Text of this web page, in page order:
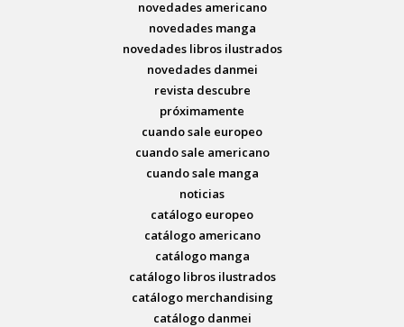
novedades americano
novedades manga
novedades libros ilustrados
novedades danmei
revista descubre
próximamente
cuando sale europeo
cuando sale americano
cuando sale manga
noticias
catálogo europeo
catálogo americano
catálogo manga
catálogo libros ilustrados
catálogo merchandising
catálogo danmei